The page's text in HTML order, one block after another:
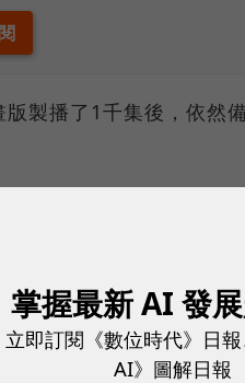
製播了1千集後，依然
「不要毀了我的童
評分更高達96%，在
掌握最新 AI 發
立即訂閱《數位時代》日
AI》圖解日報